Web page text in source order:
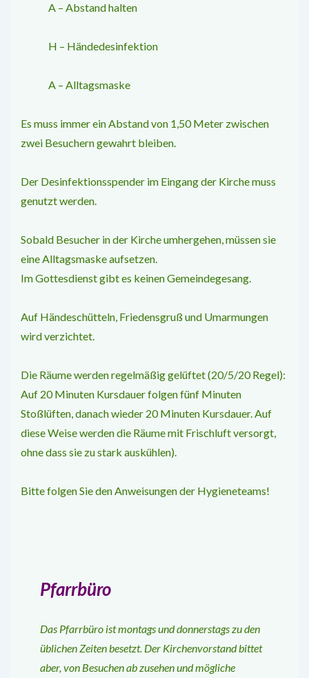
A – Abstand halten
H – Händedesinfektion
A – Alltagsmaske
Es muss immer ein Abstand von 1,50 Meter zwischen
zwei Besuchern gewahrt bleiben.
Der Desinfektionsspender im Eingang der Kirche muss
genutzt werden.
Sobald Besucher in der Kirche umhergehen, müssen sie
eine Alltagsmaske aufsetzen.
Im Gottesdienst gibt es keinen Gemeindege­sang.
Auf Händeschütteln, Friedensgruß und Um­armungen
wird verzichtet.
Die Räume werden regelmäßig gelüftet (20/5/20 Regel):
Auf 20 Minuten Kursdauer folgen fünf Minuten
Stoßlüften, danach wieder 20 Minuten Kursdauer. Auf
diese Weise werden die Räume mit Frischluft ver­sorgt,
ohne dass sie zu stark auskühlen).
Bitte folgen Sie den Anweisungen der Hy­gieneteams!
Pfarrbüro
Das Pfarrbüro ist montags und donnerstags zu den
üblichen Zeiten besetzt. Der Kir­chenvorstand bittet
aber, von Besuchen ab­ zusehen und mögliche